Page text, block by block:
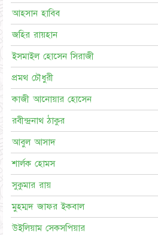
আহসান হাবিব
জহির রায়হান
ইসমাইল হোসেন সিরাজী
প্রমথ চৌধুরী
কাজী আনোয়ার হোসেন
রবীন্দ্রনাথ ঠাকুর
আবুল আসাদ
শার্লক হোমস
সুকুমার রায়
মুহম্মদ জাফর ইকবাল
উইলিয়াম সেকসপিয়ার